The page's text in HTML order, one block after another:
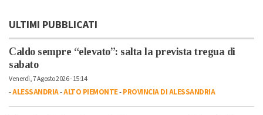
ULTIMI PUBBLICATI
Caldo sempre “elevato”: salta la prevista tregua di
sabato
Venerdì, 7 Agosto 2026 - 15:14
-ALESSANDRIA-ALTO PIEMONTE-PROVINCIA DI ALESSANDRIA